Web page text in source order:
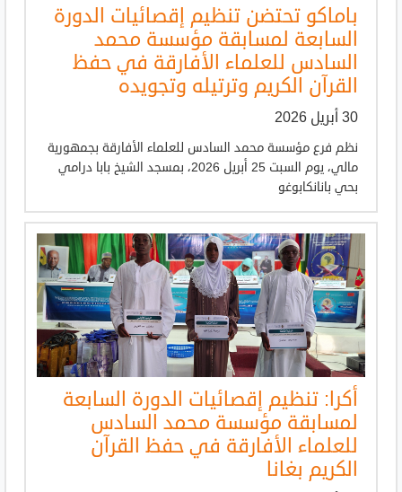
باماكو تحتضن تنظيم إقصائيات الدورة
السابعة لمسابقة مؤسسة محمد
السادس للعلماء الأفارقة في حفظ
القرآن الكريم وترتيله وتجويده
30 أبريل 2026
نظم فرع مؤسسة محمد السادس للعلماء الأفارقة بجمهورية
مالي، يوم السبت 25 أبريل 2026، بمسجد الشيخ بابا درامي
بحي بانانكابوغو
أكرا: تنظيم إقصائيات الدورة السابعة
لمسابقة مؤسسة محمد السادس
للعلماء الأفارقة في حفظ القرآن
الكريم بغانا